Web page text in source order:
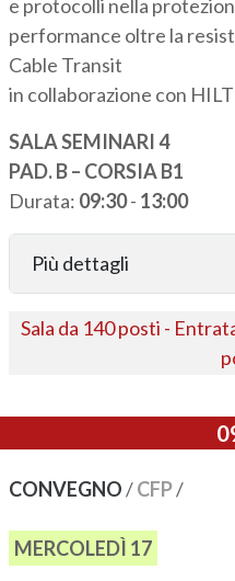
e protocolli nella
performance oltre la
Cable Transit
in collaborazione con
SALA SEMINARI 4
PAD. B – CORSIA B1
Durata: 09:30- 13:00
Più dettagli
Sala da 140 posti -
CONVEGNO/CFP/
MERCOLEDÌ 17